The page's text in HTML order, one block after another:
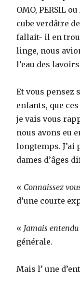
OMO, PERSIL
cube verdâtre
fallait- il en
linge, nous
l’eau des lavoirs
Et vous pensez
enfants, que
je vais vous
nous avons eu
longtemps. J’ai
dames d’âges
« Connaissez
d’une courte
« Jamais
générale.
Mais l’ une